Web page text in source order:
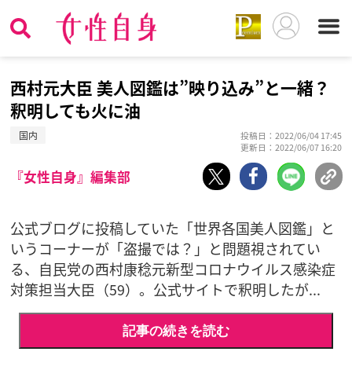
西村元大臣 美人図鑑は”映り込み”と一緒？
釈明しても火に油
国内
投稿日：2022/06/04 17:45
更新日：2022/06/07 16:20
『女性自身』編集部
公式ブログに投稿していた「世界各国美人図鑑」と
いうコーナーが「盗撮では？」と問題視されてい
る、自民党の西村康稔元新型コロナウイルス感染症
対策担当大臣（59）。公式サイトで釈明したが...
記事の続きを読む